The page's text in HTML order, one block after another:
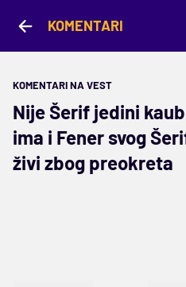
KOMENTARI
KOMENTARI NA VEST
Nije Šerif jedini
ima i Fener svog
živi zbog preokreta